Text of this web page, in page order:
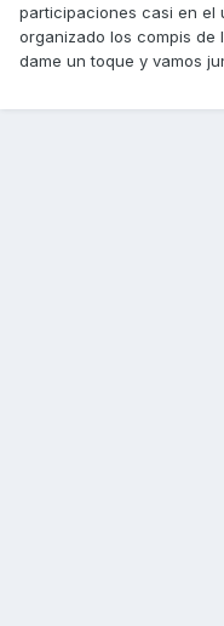
participaciones casi en el
organizado los compis de
dame un toque y vamos